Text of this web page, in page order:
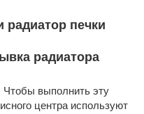
радиатор печки
радиатора
выполнить эту
центра используют